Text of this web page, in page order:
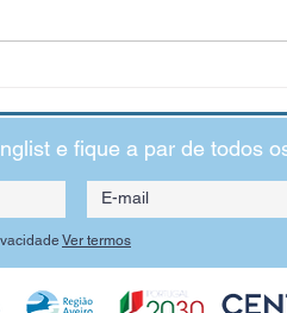
alguns, é...
e fique a par de todos
Ver termos